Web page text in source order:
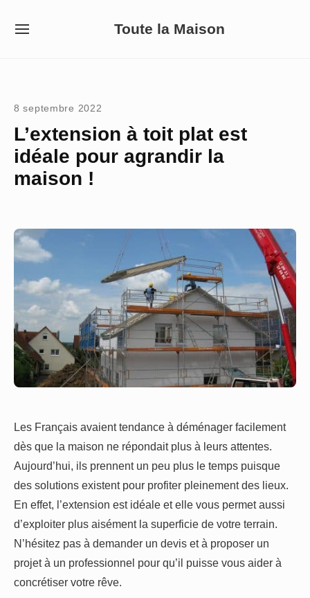
Toute la Maison
SITE
8 septembre 2022
L’extension à toit plat est
idéale pour agrandir la
maison !
Les Français avaient tendance à déménager facilement
dès que la maison ne répondait plus à leurs attentes.
Aujourd’hui, ils prennent un peu plus le temps puisque
des solutions existent pour profiter pleinement des lieux.
En effet, l’extension est idéale et elle vous permet aussi
d’exploiter plus aisément la superficie de votre terrain.
N’hésitez pas à demander un devis et à proposer un
projet à un professionnel pour qu’il puisse vous aider à
concrétiser votre rêve.